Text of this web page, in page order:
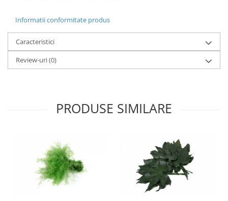
Informatii conformitate produs
Caracteristici
Review-uri(0)
PRODUSE SIMILARE